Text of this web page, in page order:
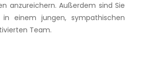
anzureichern. Außerdem sind Sie
in einem jungen, sympathischen
Team.